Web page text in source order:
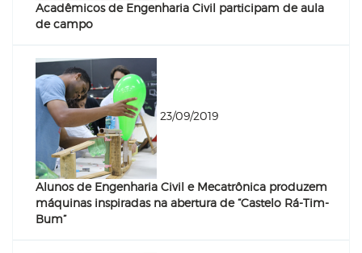
Acadêmicos de Engenharia Civil participam de aula
de campo
23/09/2019
Alunos de Engenharia Civil e Mecatrônica produzem
máquinas inspiradas na abertura de “Castelo Rá-Tim-
Bum”